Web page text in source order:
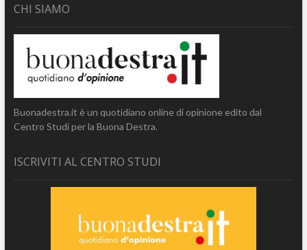
CHI SIAMO
Buonadestra.it è un quotidiano online di opinione edito dal
Centro Studi per la Buona Destra.
ISCRIVITI AL CENTRO STUDI